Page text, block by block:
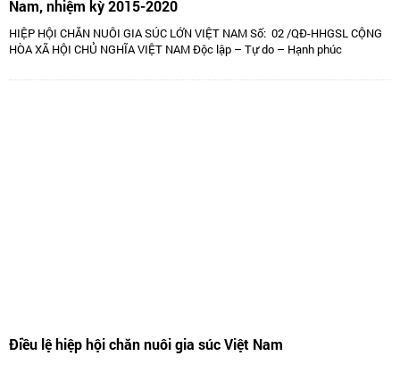
Nam, nhiệm kỳ 2015-2020
HIỆP HỘI CHĂN NUÔI GIA SÚC LỚN VIỆT NAM Số: 02 /QĐ-HHGSL CỘNG
HÒA XÃ HỘI CHỦ NGHĨA VIỆT NAM Độc lập – Tự do – Hạnh phúc
Điều lệ hiệp hội chăn nuôi gia súc Việt Nam